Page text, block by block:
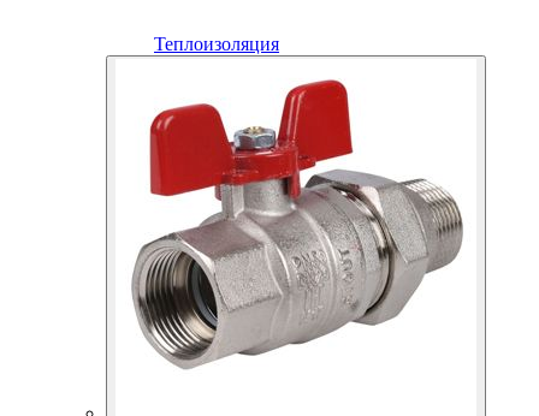
Теплоизоляция